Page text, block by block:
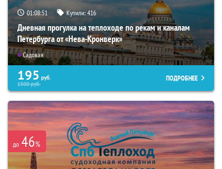
01:08:50 Купили:416
Дневная прогулка на теплоходе по рекам и каналам
Петербурга от «Нева-Кронверк»
Садовая
195 руб.
1500руб.
ПОДРОБНЕЕ
до 46%